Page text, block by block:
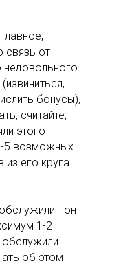
связь от
бонусы),
считайте,
этого
5 возможных
из его круга
- он
1-2
обслужили
об этом